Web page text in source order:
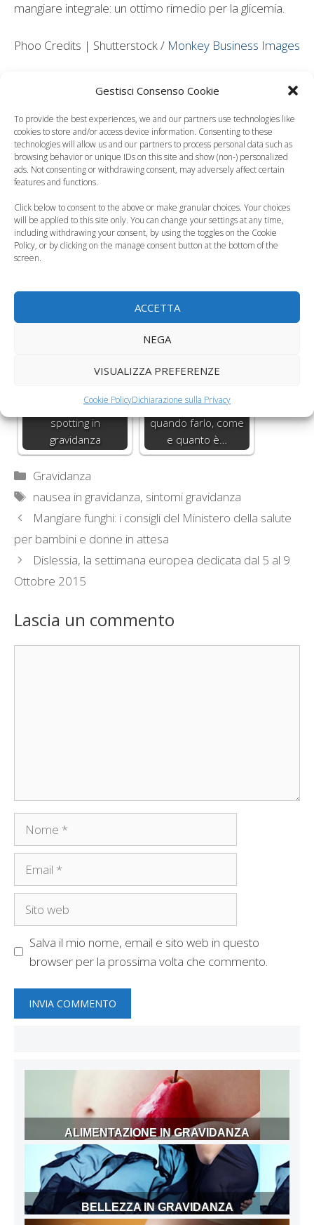
Gestisci Consenso Cookie
To provide the best experiences, we and our partners use technologies like
cookies to store and/or access device information. Consenting to these
technologies will allow us and our partners to process personal data such as
browsing behavior or unique IDs on this site and show (non-) personalized
ads. Not consenting or withdrawing consent, may adversely affect certain
features and functions.
Click below to consent to the above or make granular choices. Your choices
will be applied to this site only. You can change your settings at any time,
including withdrawing your consent, by using the toggles on the Cookie
Policy, or by clicking on the manage consent button at the bottom of the
screen.
ACCETTA
NEGA
VISUALIZZA PREFERENZE
Cookie PolicyDichiarazione sulla Privacy
mangiare integrale: un ottimo rimedio per la glicemia.
Phoo Credits | Shutterstock / Monkey Business Images
Leggi anche:
I primi sintomi della
gravidanza: come li
Sintomi gravidici,
quali sono i più
Mestruazioni e
spotting in
gravidanza
Test di gravidanza:
quando farlo, come
e quanto è…
Categorie
Gravidanza
Tag
nausea in gravidanza, sintomi gravidanza
Mangiare funghi: i consigli del Ministero della salute
per bambini e donne in attesa
Dislessia, la settimana europea dedicata dal 5 al 9
Ottobre 2015
Lascia un commento
Nome
Email
Sito
Salva il mio nome, email e sito web in questo
browser per la prossima volta che commento.
ALIMENTAZIONE IN GRAVIDANZA
BELLEZZA IN GRAVIDANZA